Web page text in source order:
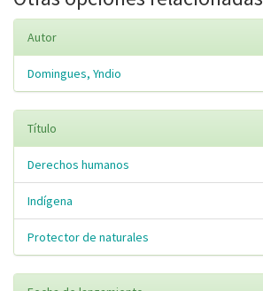
Autor
Domingues, Yndio
Título
Derechos humanos
Indígena
Protector de naturales